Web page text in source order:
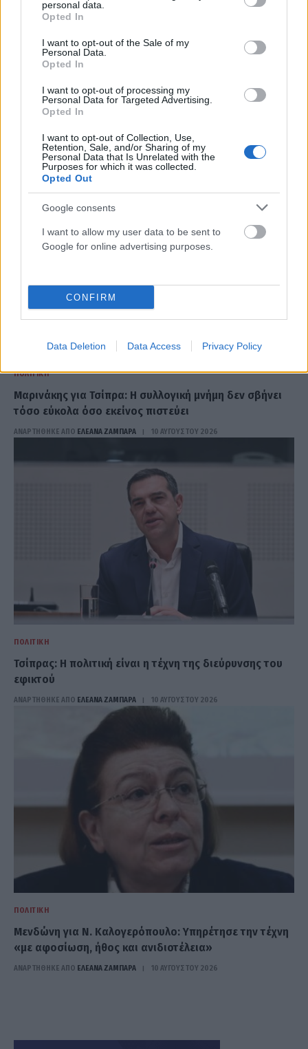
grant or deny consent to Google and its third-party tags to
use your data for below specified purposes in below Google
consent section.
personal data.
Opted In
I want to opt-out of the Sale of my
Personal Data.
Opted In
I want to opt-out of processing my
Personal Data for Targeted Advertising.
Opted In
I want to opt-out of Collection, Use,
Retention, Sale, and/or Sharing of my
Personal Data that Is Unrelated with the
Purposes for which it was collected.
Opted Out
Google consents
I want to allow my user data to be sent to
Google for online advertising purposes.
CONFIRM
Data Deletion Data Access Privacy Policy
Κικίλιας: Έρχονται 420 νέες προσλήψεις στο ΛΣ
ΑΝΑΡΤΗΘΗΚΕ ΑΠΟΕΛΕΑΝΑ ΖΑΜΠΑΡΑ 10 ΑΥΓΟΎΣΤΟΥ 2026
ΠΟΛΙΤΙΚΉ
Μαρινάκης για Τσίπρα: Η συλλογική μνήμη δεν σβήνει
τόσο εύκολα όσο εκείνος πιστεύει
ΑΝΑΡΤΗΘΗΚΕ ΑΠΟ ΕΛΕΑΝΑ ΖΑΜΠΑΡΑ 10 ΑΥΓΟΎΣΤΟΥ 2026
ΠΟΛΙΤΙΚΉ
Τσίπρας: Η πολιτική είναι η τέχνη της διεύρυνσης του
εφικτού
ΑΝΑΡΤΗΘΗΚΕ ΑΠΟ ΕΛΕΑΝΑ ΖΑΜΠΑΡΑ 10 ΑΥΓΟΎΣΤΟΥ 2026
ΠΟΛΙΤΙΚΉ
Μενδώνη για Ν. Καλογερόπουλο: Υπηρέτησε την τέχνη
«με αφοσίωση, ήθος και ανιδιοτέλεια»
ΑΝΑΡΤΗΘΗΚΕ ΑΠΟ ΕΛΕΑΝΑ ΖΑΜΠΑΡΑ 10 ΑΥΓΟΎΣΤΟΥ 2026